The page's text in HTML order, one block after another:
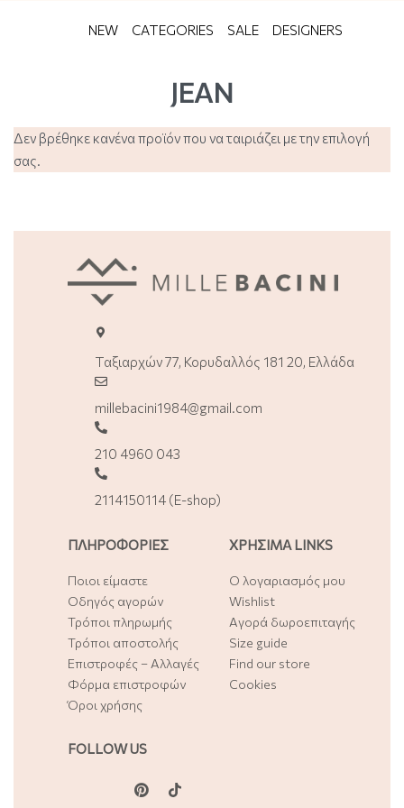
NEW CATEGORIES SALE DESIGNERS
JEAN
Δεν βρέθηκε κανένα προϊόν που να ταιριάζει με την επιλογή
σας.
Ταξιαρχών 77, Κορυδαλλός 181 20, Ελλάδα
millebacini1984@gmail.com
210 4960 043
2114150114 (E-shop)
ΠΛΗΡΟΦΟΡΙΕΣ
Ποιοι είμαστε
Οδηγός αγορών
Τρόποι πληρωμής
Τρόποι αποστολής
Επιστροφές – Αλλαγές
Φόρμα επιστροφών
Όροι χρήσης
ΧΡΗΣΙΜΑ LINKS
Ο λογαριασμός μου
Wishlist
Αγορά δωροεπιταγής
Size guide
Find our store
Cookies
FOLLOW US